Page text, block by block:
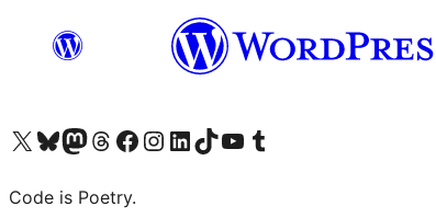
ຢ້ຽມຊົມບັນຊີ X (ຊື່ເກົ່າ Twitter) ຂອງພວກເຮົາຢ້ຽມຊົມບັນຊີ Bluesky ຂອງພວກເຮົາຢ້ຽມຊົມບັນຊີ Mastodon ຂອງພວກເຮົາຢ້ຽມຊົມບັນຊີ Threads ຂອງພວກເຮົາຢ້ຽມຊົມໜ້າ Facebook ຂອງພວກເຮົາຢ້ຽມຊົມບັນຊີ Instagram ຂອງພວກເຮົາຢ້ຽມຊົມບັນຊີ LinkedIn ຂອງພວກເຮົາຢ້ຽມຊົມບັນຊີ TikTok ຂອງພວກເຮົາຢ້ຽມຊົມຊ່ອງ YouTube ຂອງພວກເຮົາຢ້ຽມຊົມບັນຊີ Tumblr ຂອງພວກເຮົາ
Code is Poetry.